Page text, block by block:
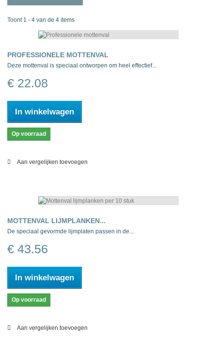
Toont 1 - 4 van de 4 items
PROFESSIONELE MOTTENVAL
Deze mottenval is speciaal ontworpen om heel effectief...
€ 22.08
In winkelwagen
Op voorraad
Aan vergelijken toevoegen
MOTTENVAL LIJMPLANKEN...
De speciaal gevormde lijmplaten passen in de...
€ 43.56
In winkelwagen
Op voorraad
Aan vergelijken toevoegen